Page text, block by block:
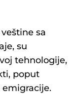
sa
su
tehnologije,
poput